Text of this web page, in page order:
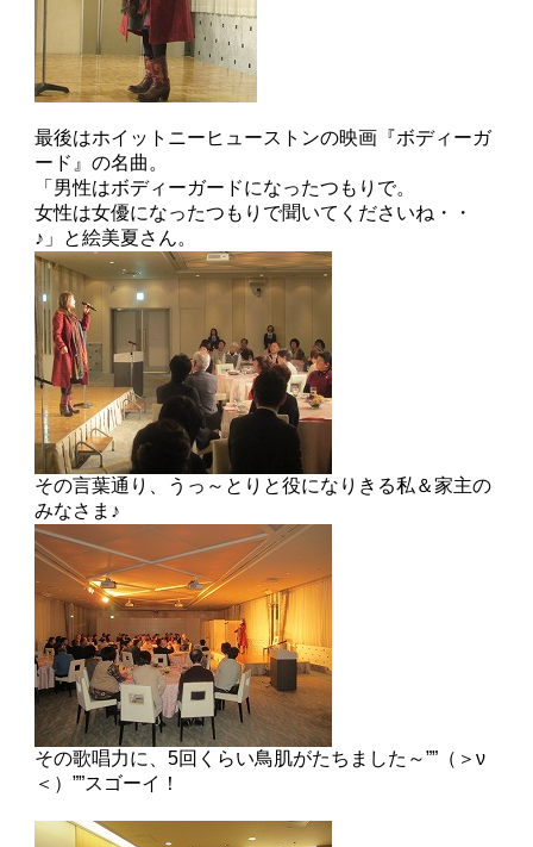
最後はホイットニーヒューストンの映画『ボディーガ
ード』の名曲。
「男性はボディーガードになったつもりで。
女性は女優になったつもりで聞いてくださいね・・
♪」と絵美夏さん。
その言葉通り、うっ～とりと役になりきる私＆家主の
みなさま♪
その歌唱力に、5回くらい鳥肌がたちました～””（＞ν
＜）””スゴーイ！